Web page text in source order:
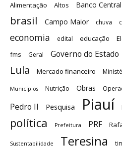
Alimentação Altos Banco Central
brasil Campo Maior chuva
economia edital educação
fms Geral Governo do Estado
Lula Mercado financeiro
Municípios Nutrição Obras
Pedro II Pesquisa Piauí
política
Prefeitura PRF
Sustentabilidade Teresina